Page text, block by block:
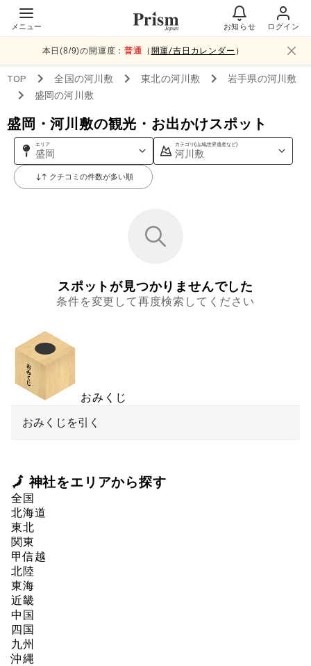
メニュー お知らせ ログイン
本日(8/9)の開運度：普通 （ 開運/吉日カレンダー ）
TOP 全国の河川敷 東北の河川敷 岩手県の河川敷
盛岡の河川敷
盛岡・河川敷の観光・お出かけスポット
エリア
盛岡
カテゴリ(山,城,世界遺産など)
河川敷
クチコミの件数が多い順
スポットが見つかりませんでした
条件を変更して再度検索してください
おみくじ
おみくじを引く
🗾 神社をエリアから探す
全国
北海道
東北
関東
甲信越
北陸
東海
近畿
中国
四国
九州
沖縄